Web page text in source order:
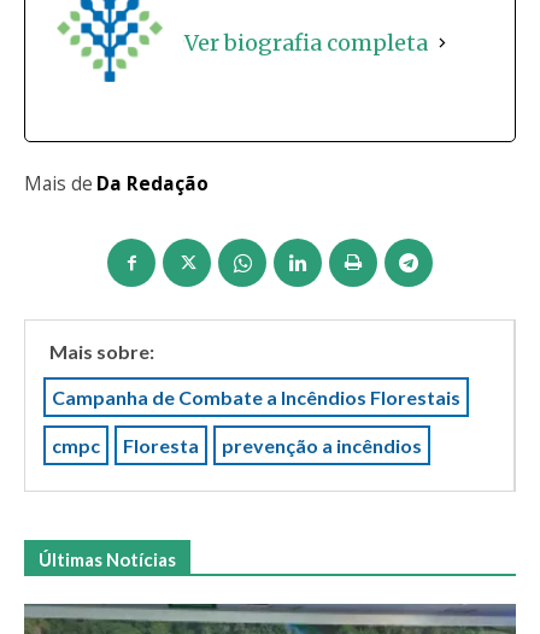
Ver biografia completa
Mais de Da Redação
Mais sobre:
Campanha de Combate a Incêndios Florestais
cmpc Floresta prevenção a incêndios
Últimas Notícias